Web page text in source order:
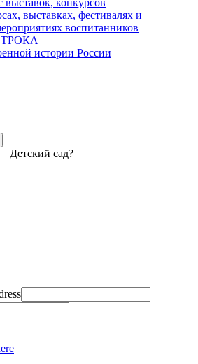
конкурсов
выставках, фестивалях и
воспитанников
истории России
Детский сад?